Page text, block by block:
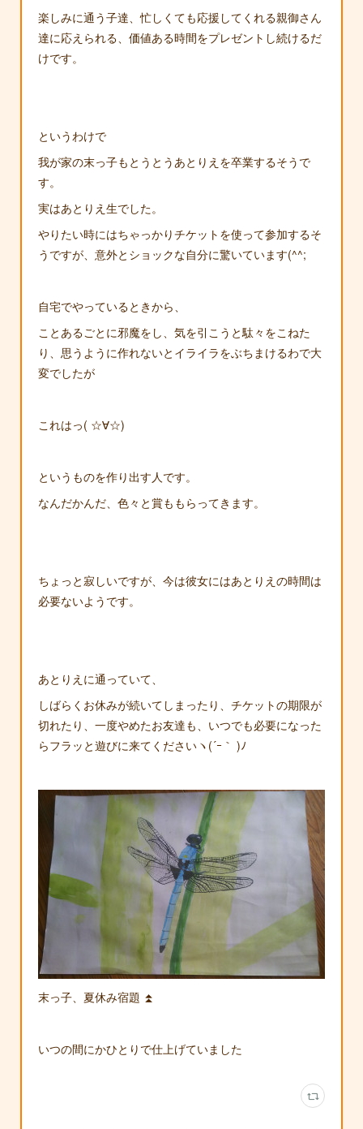
楽しみに通う子達、忙しくても応援してくれる親御さん
達に応えられる、価値ある時間をプレゼントし続けるだ
けです。
というわけで
我が家の末っ子もとうとうあとりえを卒業するそうで
す。
実はあとりえ生でした。
やりたい時にはちゃっかりチケットを使って参加するそ
うですが、意外とショックな自分に驚いています(^^;
自宅でやっているときから、
ことあるごとに邪魔をし、気を引こうと駄々をこねた
り、思うように作れないとイライラをぶちまけるわで大
変でしたが
これはっ( ☆∀☆)
というものを作り出す人です。
なんだかんだ、色々と賞ももらってきます。
ちょっと寂しいですが、今は彼女にはあとりえの時間は
必要ないようです。
あとりえに通っていて、
しばらくお休みが続いてしまったり、チケットの期限が
切れたり、一度やめたお友達も、いつでも必要になった
らフラッと遊びに来てくださいヽ(´ｰ｀ )ﾉ
末っ子、夏休み宿題 ⏫
いつの間にかひとりで仕上げていました